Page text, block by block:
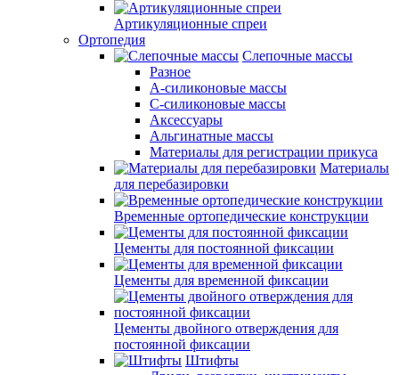
Артикуляционные спреи
Ортопедия
Слепочные массы
Разное
А-силиконовые массы
С-силиконовые массы
Аксессуары
Альгинатные массы
Материалы для регистрации прикуса
Материалы
для перебазировки
Временные ортопедические конструкции
Цементы для постоянной фиксации
Цементы для временной фиксации
Цементы двойного отверждения для
постоянной фиксации
Штифты